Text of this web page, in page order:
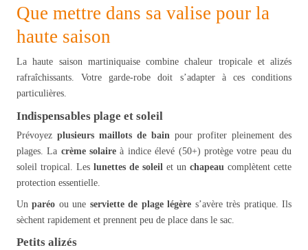
Que mettre dans sa valise pour la
haute saison
La haute saison martiniquaise combine chaleur tropicale et alizés
rafraîchissants. Votre garde-robe doit s’adapter à ces conditions
particulières.
Indispensables plage et soleil
Prévoyez plusieurs maillots de bain pour profiter pleinement des
plages. La crème solaire à indice élevé (50+) protège votre peau du
soleil tropical. Les lunettes de soleil et un chapeau complètent cette
protection essentielle.
Unparéo ou une serviette de plage légère s’avère très pratique. Ils
sèchent rapidement et prennent peu de place dans le sac.
Petits alizés